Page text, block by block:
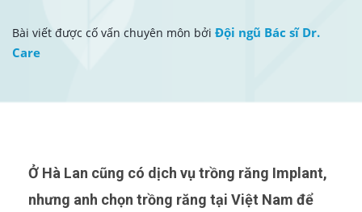
Bài viết được cố vấn chuyên môn bởi Đội ngũ Bác sĩ Dr.
Care
Ở Hà Lan cũng có dịch vụ trồng răng Implant,
nhưng anh chọn trồng răng tại Việt Nam để